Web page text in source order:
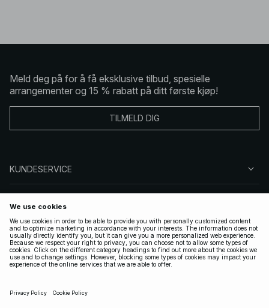
Meld deg på for å få eksklusive tilbud, spesielle
arrangementer og 15 % rabatt på ditt første kjøp!
TILMELD DIG
KUNDESERVICE
FØLG OSS
LOVLIG